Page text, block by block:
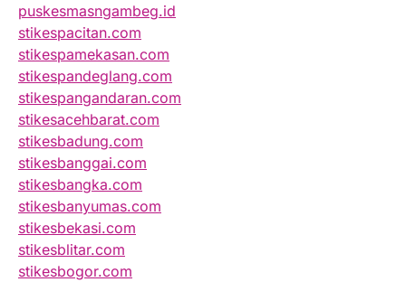
puskesmasngambeg.id
stikespacitan.com
stikespamekasan.com
stikespandeglang.com
stikespangandaran.com
stikesacehbarat.com
stikesbadung.com
stikesbanggai.com
stikesbangka.com
stikesbanyumas.com
stikesbekasi.com
stikesblitar.com
stikesbogor.com